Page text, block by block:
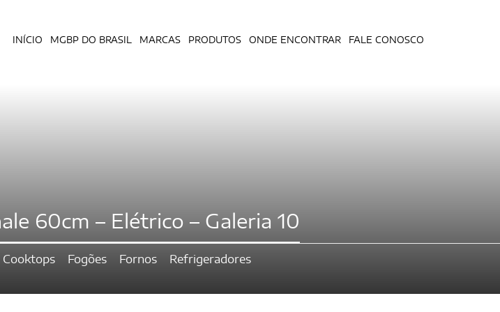
INÍCIO MGBP DO BRASIL MARCAS PRODUTOS ONDE ENCONTRAR FALE CONOSCO
60cm – Elétrico – Galeria 10
Cooktops Fogões Fornos Refrigeradores